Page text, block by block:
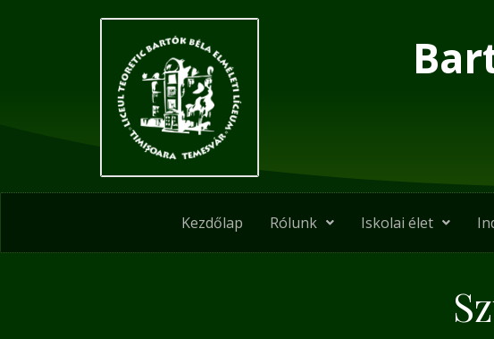
Kezdőlap Rólunk Iskolai élet